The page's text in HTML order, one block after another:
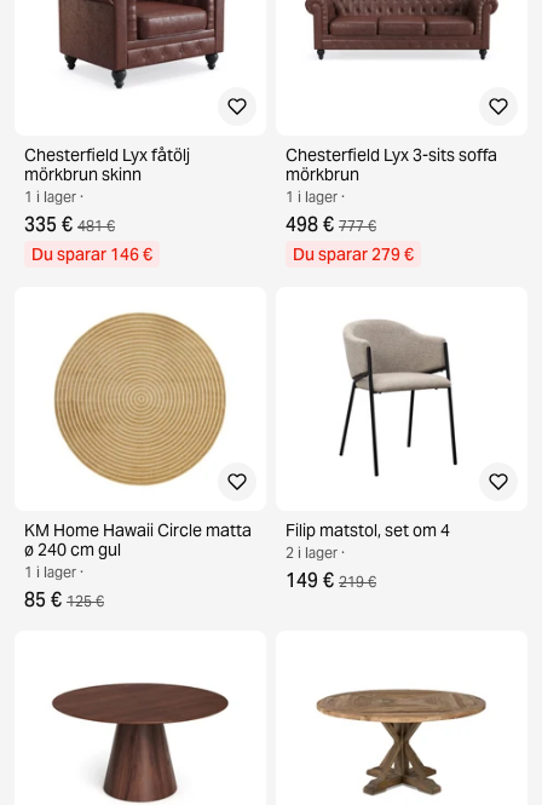
Chesterfield Lyx fåtölj
mörkbrun skinn
1 i lager ·
335 € 481 €
Du sparar 146 €
Chesterfield Lyx 3-sits soffa
mörkbrun
1 i lager ·
498 € 777 €
Du sparar 279 €
KM Home Hawaii Circle matta
ø 240 cm gul
1 i lager ·
85 € 125 €
Filip matstol, set om 4
2 i lager ·
149 € 219 €